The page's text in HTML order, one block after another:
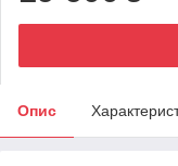
Опис